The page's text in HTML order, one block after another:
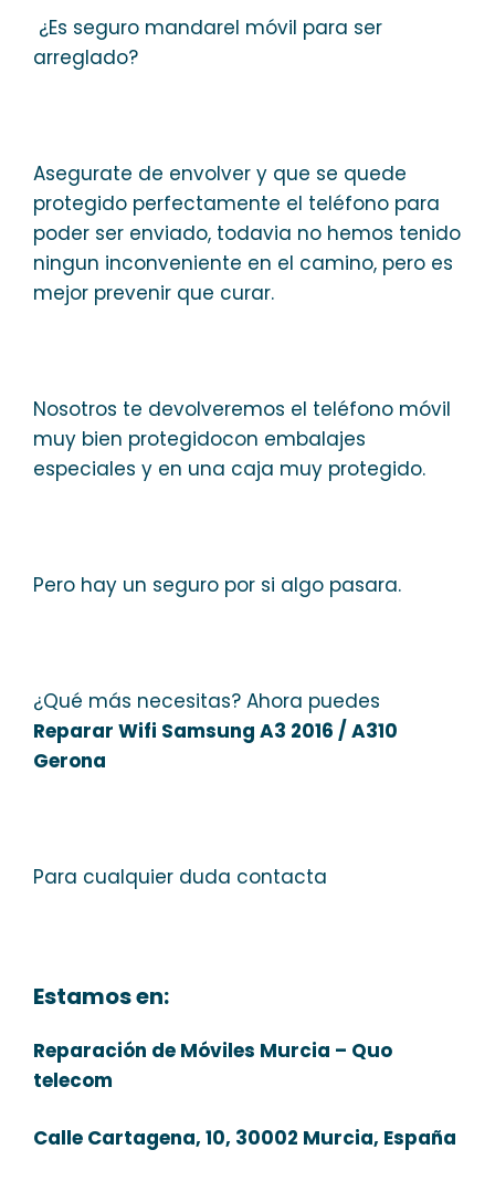
¿Es seguro mandarel móvil para ser
arreglado?
Asegurate de envolver y que se quede
protegido perfectamente el teléfono para
poder ser enviado, todavia no hemos tenido
ningun inconveniente en el camino, pero es
mejor prevenir que curar.
Nosotros te devolveremos el teléfono móvil
muy bien protegidocon embalajes
especiales y en una caja muy protegido.
Pero hay un seguro por si algo pasara.
¿Qué más necesitas? Ahora puedes
Reparar Wifi Samsung A3 2016 / A310
Gerona
Para cualquier duda contacta
Estamos en:
Reparación de Móviles Murcia – Quo
telecom
Calle Cartagena, 10, 30002 Murcia, España